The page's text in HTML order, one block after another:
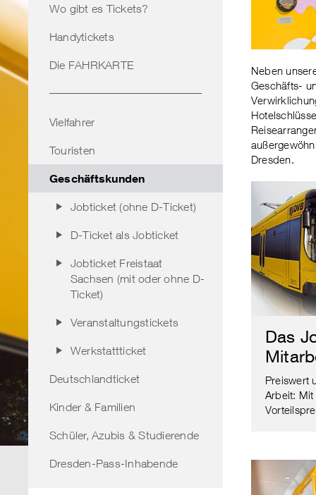
Wo gibt es Tickets?
Handytickets
Die FAHRKARTE
Vielfahrer
Touristen
Geschäftskunden
Jobticket (ohne D-Ticket)
D-Ticket als Jobticket
Jobticket Freistaat
Sachsen (mit oder ohne D-
Ticket)
Veranstaltungstickets
Werkstattticket
Deutschlandticket
Kinder & Familien
Schüler, Azubis & Studierende
Dresden-Pass-Inhabende
Neben
Geschäfts-
Dresden.
Das
Preiswert
Arbeit: